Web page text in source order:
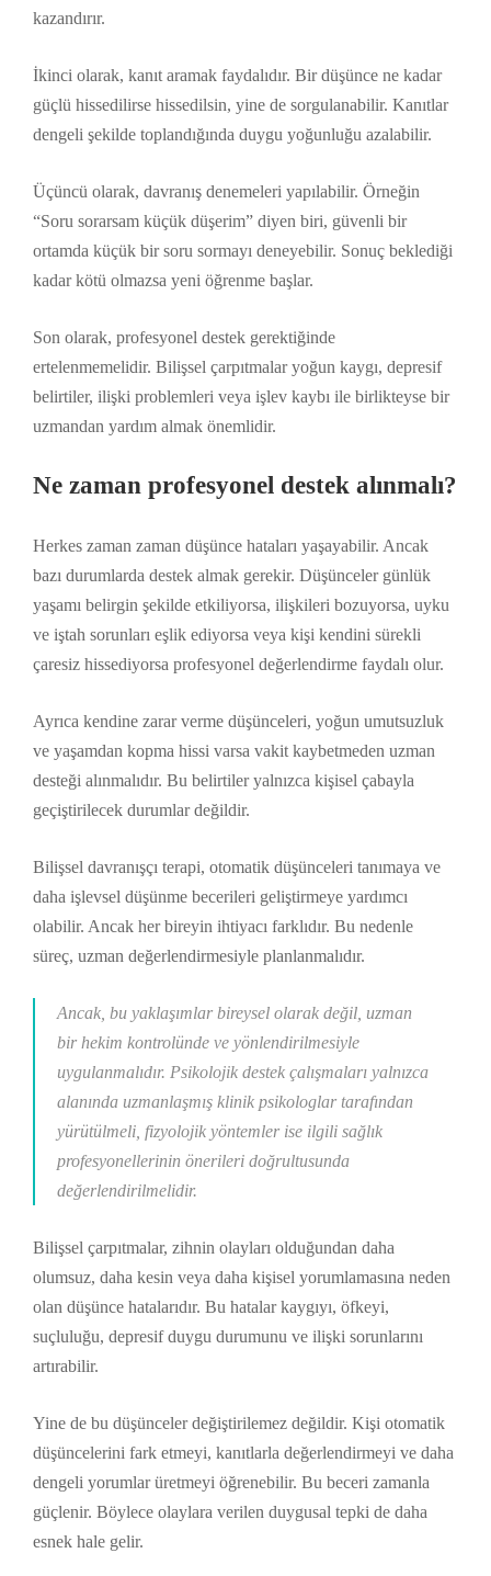
kazandırır.
İkinci olarak, kanıt aramak faydalıdır. Bir düşünce ne kadar
güçlü hissedilirse hissedilsin, yine de sorgulanabilir. Kanıtlar
dengeli şekilde toplandığında duygu yoğunluğu azalabilir.
Üçüncü olarak, davranış denemeleri yapılabilir. Örneğin
“Soru sorarsam küçük düşerim” diyen biri, güvenli bir
ortamda küçük bir soru sormayı deneyebilir. Sonuç beklediği
kadar kötü olmazsa yeni öğrenme başlar.
Son olarak, profesyonel destek gerektiğinde
ertelenmemelidir. Bilişsel çarpıtmalar yoğun kaygı, depresif
belirtiler, ilişki problemleri veya işlev kaybı ile birlikteyse bir
uzmandan yardım almak önemlidir.
Ne zaman profesyonel destek alınmalı?
Herkes zaman zaman düşünce hataları yaşayabilir. Ancak
bazı durumlarda destek almak gerekir. Düşünceler günlük
yaşamı belirgin şekilde etkiliyorsa, ilişkileri bozuyorsa, uyku
ve iştah sorunları eşlik ediyorsa veya kişi kendini sürekli
çaresiz hissediyorsa profesyonel değerlendirme faydalı olur.
Ayrıca kendine zarar verme düşünceleri, yoğun umutsuzluk
ve yaşamdan kopma hissi varsa vakit kaybetmeden uzman
desteği alınmalıdır. Bu belirtiler yalnızca kişisel çabayla
geçiştirilecek durumlar değildir.
Bilişsel davranışçı terapi, otomatik düşünceleri tanımaya ve
daha işlevsel düşünme becerileri geliştirmeye yardımcı
olabilir. Ancak her bireyin ihtiyacı farklıdır. Bu nedenle
süreç, uzman değerlendirmesiyle planlanmalıdır.
Ancak, bu yaklaşımlar bireysel olarak değil, uzman
bir hekim kontrolünde ve yönlendirilmesiyle
uygulanmalıdır. Psikolojik destek çalışmaları yalnızca
alanında uzmanlaşmış klinik psikologlar tarafından
yürütülmeli, fizyolojik yöntemler ise ilgili sağlık
profesyonellerinin önerileri doğrultusunda
değerlendirilmelidir.
Bilişsel çarpıtmalar, zihnin olayları olduğundan daha
olumsuz, daha kesin veya daha kişisel yorumlamasına neden
olan düşünce hatalarıdır. Bu hatalar kaygıyı, öfkeyi,
suçluluğu, depresif duygu durumunu ve ilişki sorunlarını
artırabilir.
Yine de bu düşünceler değiştirilemez değildir. Kişi otomatik
düşüncelerini fark etmeyi, kanıtlarla değerlendirmeyi ve daha
dengeli yorumlar üretmeyi öğrenebilir. Bu beceri zamanla
güçlenir. Böylece olaylara verilen duygusal tepki de daha
esnek hale gelir.